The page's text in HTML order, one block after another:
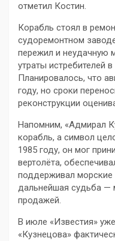
отметил Костин.
Корабль стоял в
судоремонтном
пережил и неудачную
утраты истребителей
Планировалось, что
году, но сроки
реконструкции
Напомним, «Адмирал
корабль, а символ
1985 году, он мог
вертолёта,
поддерживал морские
дальнейшая судьба —
продажей.
В июле «Известия»
«Кузнецова»